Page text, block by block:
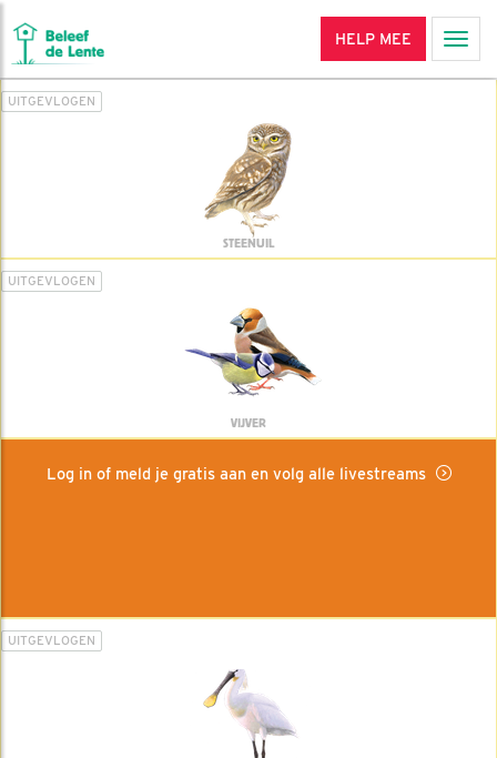
HELP MEE
UITGEVLOGEN
STEENUIL
UITGEVLOGEN
VIJVER
Log in of meld je gratis aan en volg alle livestreams
UITGEVLOGEN